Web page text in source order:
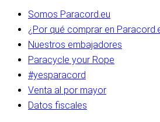
Somos Paracord.eu
¿Por qué comprar en
Nuestros embajadores
Paracycle your Rope
#yesparacord
Venta al por mayor
Datos fiscales